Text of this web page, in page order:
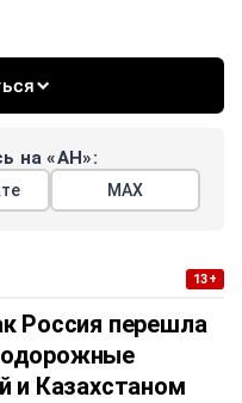
на «АН»:
МАХ
13+
Россия перешла
и Казахстаном